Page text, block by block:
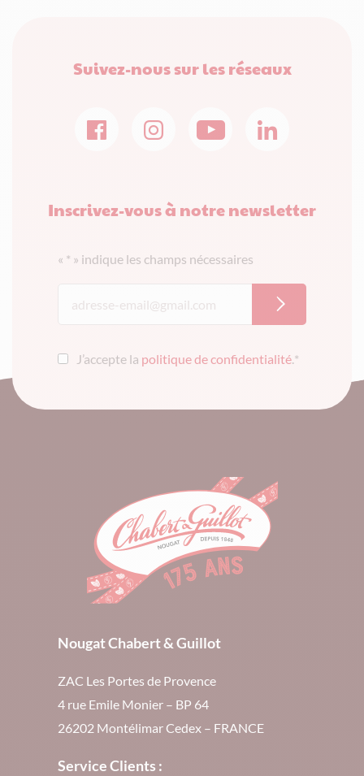
Suivez-nous sur les réseaux
Inscrivez-vous à notre newsletter
« * » indique les champs nécessaires
J’accepte la politique de confidentialité.*
Nougat Chabert & Guillot
ZAC Les Portes de Provence
4 rue Emile Monier – BP 64
26202 Montélimar Cedex – FRANCE
Service Clients :